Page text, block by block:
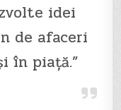
idei
de afaceri
în piață.”